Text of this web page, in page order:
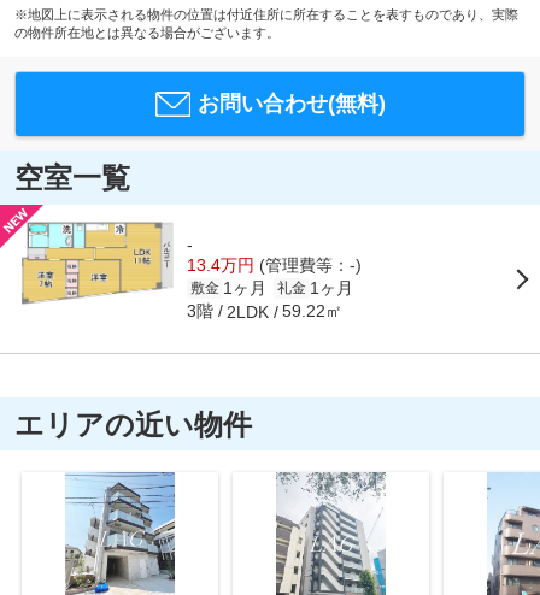
※地図上に表示される物件の位置は付近住所に所在することを表すものであり、実際
の物件所在地とは異なる場合がございます。
お問い合わせ(無料)
空室一覧
-
13.4万円 (管理費等：-)
敷金 1ヶ月 礼金 1ヶ月
3階 2LDK 59.22㎡
エリアの近い物件